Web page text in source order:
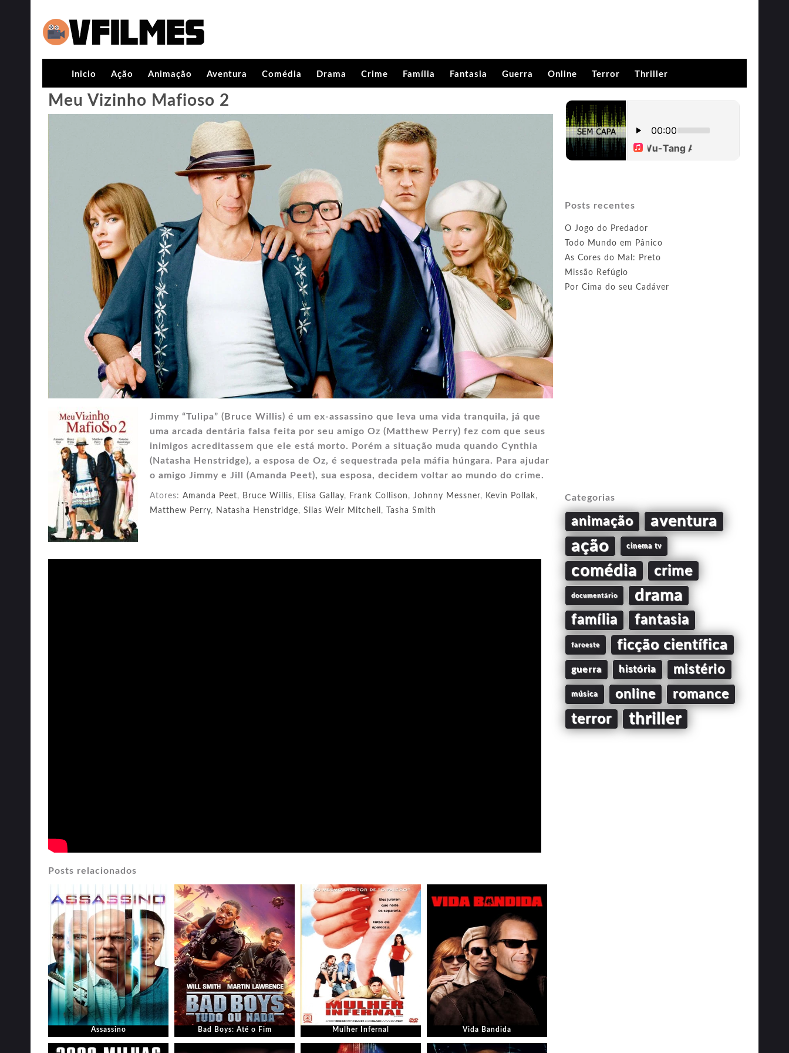
Inicio Ação Animação Aventura Comédia Drama Crime Família Fantasia Guerra Online Terror Thriller
Meu Vizinho Mafioso 2
Jimmy “Tulipa” (Bruce Willis) é um ex-assassino que leva uma vida tranquila, já que
uma arcada dentária falsa feita por seu amigo Oz (Matthew Perry) fez com que seus
inimigos acreditassem que ele está morto. Porém a situação muda quando Cynthia
(Natasha Henstridge), a esposa de Oz, é sequestrada pela máfia húngara. Para ajudar
o amigo Jimmy e Jill (Amanda Peet), sua esposa, decidem voltar ao mundo do crime.
Atores: Amanda Peet, Bruce Willis, Elisa Gallay, Frank Collison , Johnny Messner, Kevin Pollak,
Matthew Perry, Natasha Henstridge, Silas Weir Mitchell , Tasha Smith
Posts relacionados
Assassino Bad Boys: Até o Fim Mulher Infernal Vida Bandida
Posts recentes
O Jogo do Predador
Todo Mundo em Pânico
As Cores do Mal: Preto
Missão Refúgio
Por Cima do seu Cadáver
Categorias
animação aventura
ação cinema tv
comédia crime
documentário drama
família fantasia
faroeste ficção científica
guerra história mistério
música online romance
terror thriller